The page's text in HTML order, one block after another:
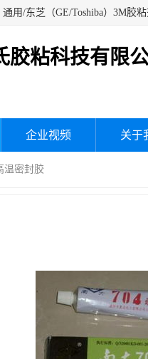
胶粘科技有限
企业视频 关于
温密封胶